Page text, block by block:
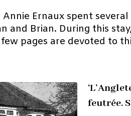
Annie Ernaux spent
and Brian. During this
few pages are devoted to
feutrée.